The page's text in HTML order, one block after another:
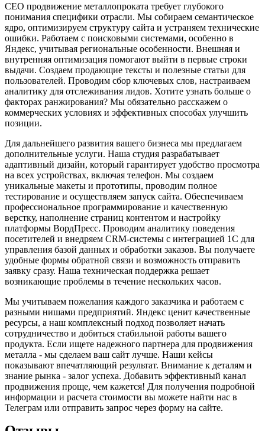
СЕО продвижение металлопроката требует глубокого
понимания специфики отрасли. Мы собираем семантическое
ядро, оптимизируем структуру сайта и устраняем технические
ошибки. Работаем с поисковыми системами, особенно в
Яндекс, учитывая региональные особенности. Внешняя и
внутренняя оптимизация помогают выйти в первые строки
выдачи. Создаем продающие тексты и полезные статьи для
пользователей. Проводим сбор ключевых слов, настраиваем
аналитику для отслеживания лидов. Хотите узнать больше о
факторах ранжирования? Мы обязательно расскажем о
коммерческих условиях и эффективных способах улучшить
позиции.
Для дальнейшего развития вашего бизнеса мы предлагаем
дополнительные услуги. Наша студия разрабатывает
адаптивный дизайн, который гарантирует удобство просмотра
на всех устройствах, включая телефон. Мы создаем
уникальные макеты и прототипы, проводим полное
тестирование и осуществляем запуск сайта. Обеспечиваем
профессиональное программирование и качественную
верстку, наполнение страниц контентом и настройку
платформы ВордПресс. Проводим аналитику поведения
посетителей и внедряем CRM-системы с интеграцией 1С для
управления базой данных и обработки заказов. Вы получаете
удобные формы обратной связи и возможность отправить
заявку сразу. Наша техническая поддержка решает
возникающие проблемы в течение нескольких часов.
Мы учитываем пожелания каждого заказчика и работаем с
разными нишами предприятий. Яндекс ценит качественные
ресурсы, а наш комплексный подход позволяет начать
сотрудничество и добиться стабильной работы вашего
продукта. Если ищете надежного партнера для продвижения
металла - мы сделаем ваш сайт лучше. Наши кейсы
показывают впечатляющий результат. Внимание к деталям и
знание рынка - залог успеха. Добавить эффективный канал
продвижения проще, чем кажется! Для получения подробной
информации и расчета стоимости вы можете найти нас в
Телеграм или отправить запрос через форму на сайте.